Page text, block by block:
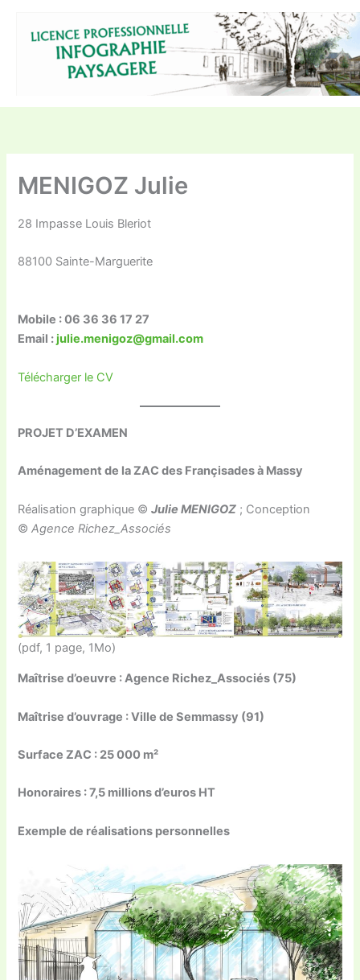
MENIGOZ Julie
28 Impasse Louis Bleriot
88100 Sainte-Marguerite
Mobile : 06 36 36 17 27
Email :julie.menigoz@gmail.com
Télécharger le CV
PROJET D’EXAMEN
Aménagement de la ZAC des Françisades à Massy
Réalisation graphique ©Julie MENIGOZ ; Conception
©Agence Richez_Associés
(pdf, 1 page, 1Mo)
Maîtrise d’oeuvre : Agence Richez_Associés (75)
Maîtrise d’ouvrage : Ville de Semmassy (91)
Surface ZAC : 25 000 m²
Honoraires : 7,5 millions d’euros HT
Exemple de réalisations personnelles